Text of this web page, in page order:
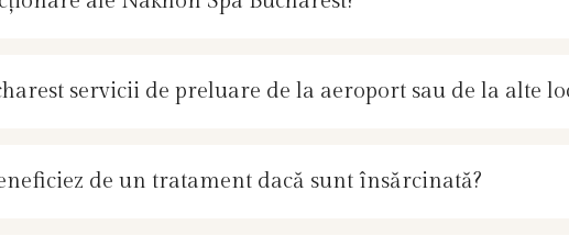
servicii de preluare de la aeroport sau de la alte
de un tratament dacă sunt însărcinată?